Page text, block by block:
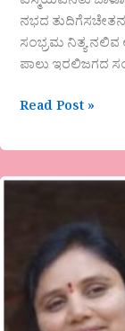
ನಭದ
ಸಂಭ್ರಮ ನಿತ್ಯ
ಪಾಲು ಇರಲಿಜಗದ
Read Post »
ನಿಂಗಮ್ಮ
ಅವರಕವಿತೆ
“ವಿಚಿತ್ರ
ಅಮ್ಮ”